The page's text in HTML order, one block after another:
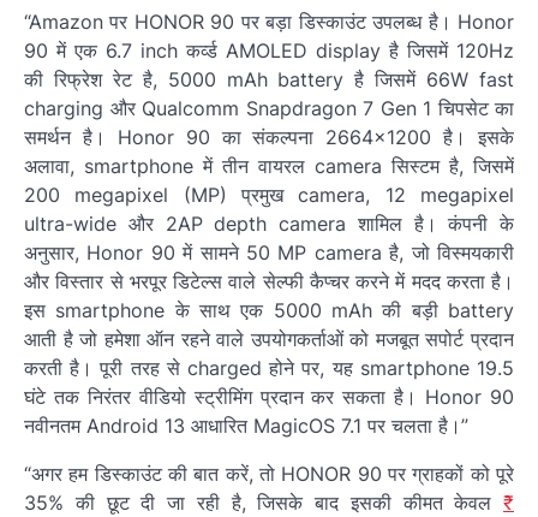
“Amazon पर HONOR 90 पर बड़ा डिस्काउंट उपलब्ध है। Honor
90 में एक 6.7 inch कर्व्ड AMOLED display है जिसमें 120Hz
की रिफ्रेश रेट है, 5000 mAh battery है जिसमें 66W fast
charging और Qualcomm Snapdragon 7 Gen 1 चिपसेट का
समर्थन है। Honor 90 का संकल्पना 2664×1200 है। इसके
अलावा, smartphone में तीन वायरल camera सिस्टम है, जिसमें
200 megapixel (MP) प्रमुख camera, 12 megapixel
ultra-wide और 2AP depth camera शामिल है। कंपनी के
अनुसार, Honor 90 में सामने 50 MP camera है, जो विस्मयकारी
और विस्तार से भरपूर डिटेल्स वाले सेल्फी कैप्चर करने में मदद करता है।
इस smartphone के साथ एक 5000 mAh की बड़ी battery
आती है जो हमेशा ऑन रहने वाले उपयोगकर्ताओं को मजबूत सपोर्ट प्रदान
करती है। पूरी तरह से charged होने पर, यह smartphone 19.5
घंटे तक निरंतर वीडियो स्ट्रीमिंग प्रदान कर सकता है। Honor 90
नवीनतम Android 13 आधारित MagicOS 7.1 पर चलता है।”
“अगर हम डिस्काउंट की बात करें, तो HONOR 90 पर ग्राहकों को पूरे
35% की छूट दी जा रही है, जिसके बाद इसकी कीमत केवल ₹